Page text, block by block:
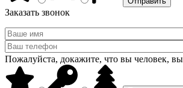
Заказать звонок
Пожалуйста, докажите, что вы человек,